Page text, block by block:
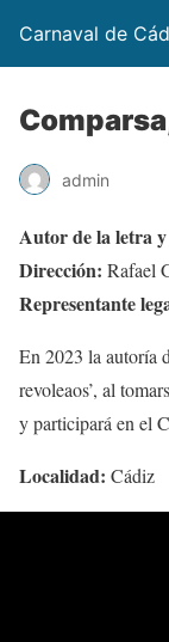
Carnaval de
admin
Autor de la letra
Dirección: Rafael
Representante
En 2023 la autoría
revoleaos’, al
y participará en el
Localidad: Cádiz